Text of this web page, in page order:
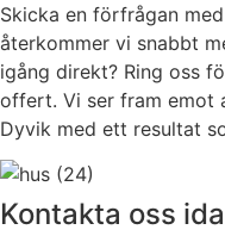
Skicka en förfrågan
återkommer vi snabbt
igång direkt? Ring oss
offert. Vi ser fram emot
Dyvik med ett resultat
Kontakta oss